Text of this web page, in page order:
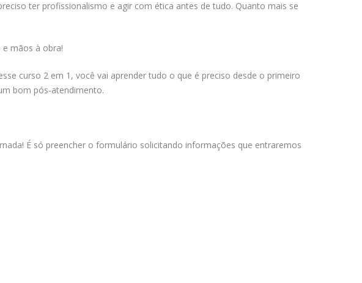
ter profissionalismo e agir com ética antes de tudo. Quanto mais se
mãos à obra!
curso 2 em 1, você vai aprender tudo o que é preciso desde o primeiro
bom pós-atendimento.
É só preencher o formulário solicitando informações que entraremos